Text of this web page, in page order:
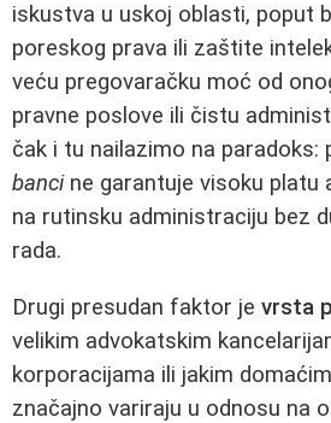
iskustva u uskoj oblasti, poput
poreskog prava ili zaštite
veću pregovaračku moć od
pravne poslove ili čistu
čak i tu nailazimo na paradoks:
bancine garantuje visoku platu
na rutinsku administraciju bez
rada.
Drugi presudan faktor je vrsta
velikim advokatskim
korporacijama ili jakim
značajno variraju u odnosu na